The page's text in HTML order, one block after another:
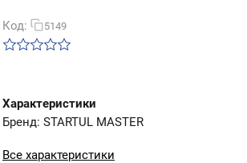
Код: 5149
Характеристики
Бренд: STARTUL MASTER
Все характеристики